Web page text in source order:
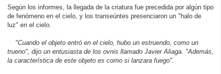
Según los informes, la llegada de la criatura fue precedida por algún tipo
de fenómeno en el cielo, y los transeúntes presenciaron un "halo de
luz" en el cielo.
"Cuando el objeto entró en el cielo, hubo un estruendo, como un
trueno", dijo un entusiasta de los ovnis llamado Javier Aliaga. "Además,
la característica de este objeto es como si lanzara fuego".